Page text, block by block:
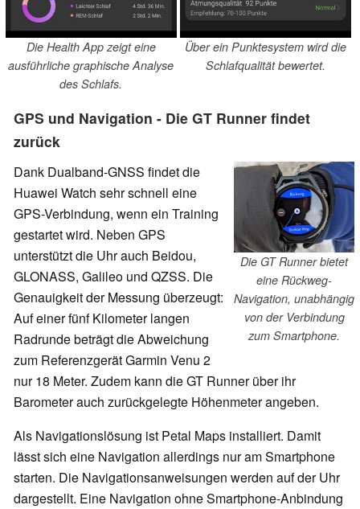
Die Health App zeigt eine
ausführliche graphische Analyse
des Schlafs.
Über ein Punktesystem wird die
Schlafqualität bewertet.
GPS und Navigation - Die GT Runner findet
zurück
Die GT Runner bietet
eine Rückweg-
Navigation, unabhängig
von der Verbindung
zum Smartphone.
Dank Dualband-GNSS findet die
Huawei Watch sehr schnell eine
GPS-Verbindung, wenn ein Training
gestartet wird. Neben GPS
unterstützt die Uhr auch Beidou,
GLONASS, Galileo und QZSS. Die
Genauigkeit der Messung überzeugt:
Auf einer fünf Kilometer langen
Radrunde beträgt die Abweichung
zum Referenzgerät Garmin Venu 2
nur 18 Meter. Zudem kann die GT Runner über ihr
Barometer auch zurückgelegte Höhenmeter angeben.
Als Navigationslösung ist Petal Maps installiert. Damit
lässt sich eine Navigation allerdings nur am Smartphone
starten. Die Navigationsanweisungen werden auf der Uhr
dargestellt. Eine Navigation ohne Smartphone-Anbindung